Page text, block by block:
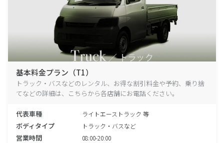
基本料金プラン（T1）
トラック・バスなどのレンタル、お得な割引料金や予約、乗り捨
てなどの詳細は、こちらから各店舗にお電話ください。
代表車種 ライトエーストラック 等
ボディタイプ トラック・バスなど
営業時間 08:00-20:00